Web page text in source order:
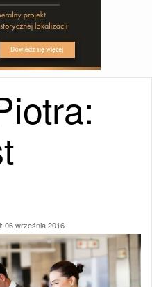
06 września 2016